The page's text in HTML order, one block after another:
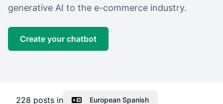
generative AI to the e-commerce industry.
Create your chatbot
228 posts in European Spanish